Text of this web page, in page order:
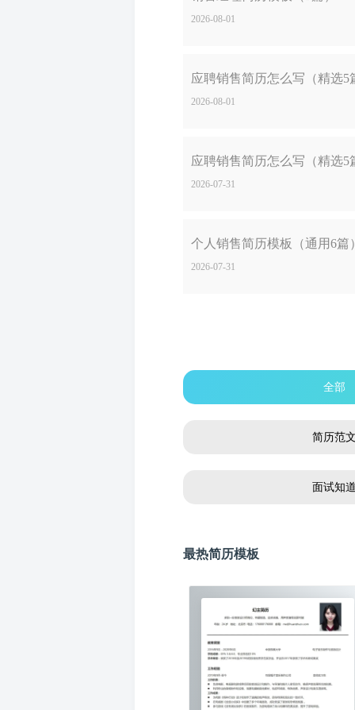
2026-08-01
应聘销售简历怎么写（精选5
2026-08-01
应聘销售简历怎么写（精选5
2026-07-31
个人销售简历模板（通用6篇
2026-07-31
全部
简历范
面试知
最热简历模板